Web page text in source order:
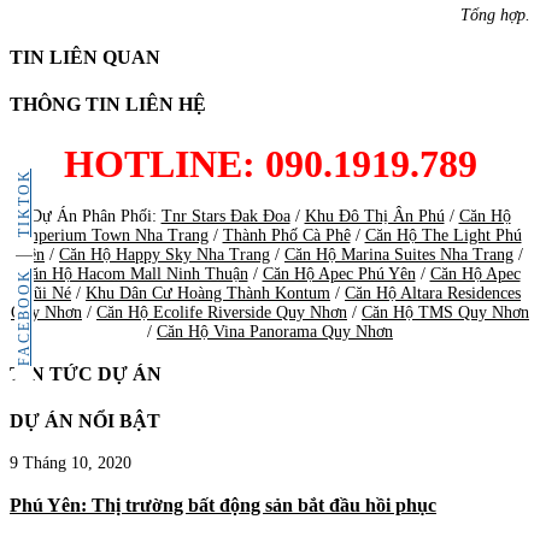
FACEBOOK
TIKTOK
Tổng hợp.
TIN LIÊN QUAN
THÔNG TIN LIÊN HỆ
HOTLINE: 090.1919.789
Dự Án Phân Phối: Tnr Stars Đak Đoa/ Khu Đô Thị Ân Phú / Căn Hộ
Imperium Town Nha Trang/ Thành Phố Cà Phê/ Căn Hộ The Light Phú
Yên / Căn Hộ Happy Sky Nha Trang / Căn Hộ Marina Suites Nha Trang /
Căn Hộ Hacom Mall Ninh Thuận / Căn Hộ Apec Phú Yên / Căn Hộ Apec
Mũi Né / Khu Dân Cư Hoàng Thành Kontum / Căn Hộ Altara Residences
Quy Nhơn / Căn Hộ Ecolife Riverside Quy Nhơn / Căn Hộ TMS Quy Nhơn
/ Căn Hộ Vina Panorama Quy Nhơn
TIN TỨC DỰ ÁN
DỰ ÁN NỔI BẬT
9 Tháng 10, 2020
Phú Yên: Thị trường bất động sản bắt đầu hồi phục